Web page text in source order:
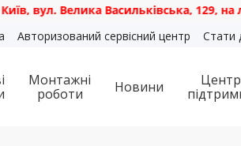
Васильківська, 129, на
Авторизований сервісний центр Стати
Монтажні
роботи
Новини
Центр